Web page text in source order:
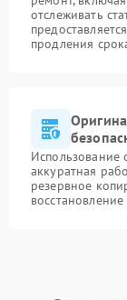
отслеживать
продления
аккуратная
резервное